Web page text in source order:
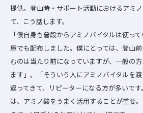
提供。登山時・サポート活動におけるアミ
て、こう話します。
「僕自身も普段からアミノバイタルは使っ
屋でも配布しました。僕にとっては、登山
むのは当たり前になっていますが、一般の
ます」。「そういう人にアミノバイタルを
返ってきて、リピーターになる方が多いで
は、アミノ酸をうまく活用することが重要